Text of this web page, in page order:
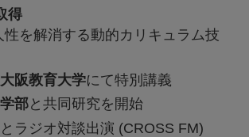
得
性を解消する動的カリキュラム技
阪教育大学にて特別講義
部と共同研究を開始
とラジオ対談出演 (CROSS FM)